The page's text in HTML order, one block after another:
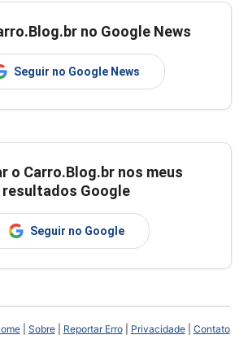
no Google News
Seguir no Google News
o Carro.Blog.br nos meus
resultados Google
Seguir no Google
| Sobre| Reportar Erro| Privacidade| Contato